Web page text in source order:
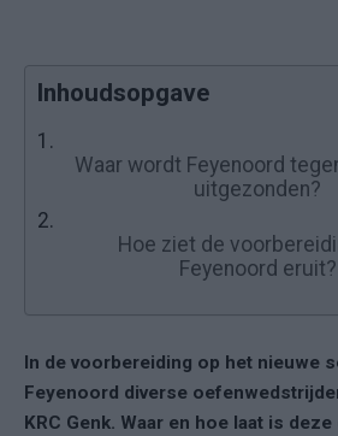
Inhoudsopgave
1.
Waar wordt Feyenoord
uitgezonden?
2.
Hoe ziet de
Feyenoord eruit?
In de voorbereiding op het nieuwe
Feyenoord diverse
KRC Genk. Waar en hoe laat is